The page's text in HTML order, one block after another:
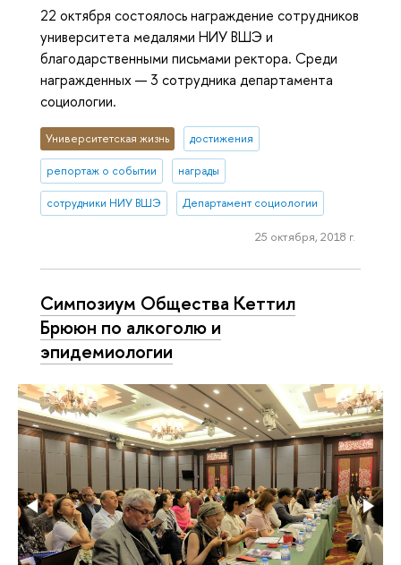
22 октября состоялось награждение сотрудников
университета медалями НИУ ВШЭ и
благодарственными письмами ректора. Среди
награжденных — 3 сотрудника департамента
социологии.
Университетская жизнь достижения
репортаж о событии награды
сотрудники НИУ ВШЭ Департамент социологии
25 октября, 2018 г.
Симпозиум Общества Кеттил
Брююн по алкоголю и
эпидемиологии